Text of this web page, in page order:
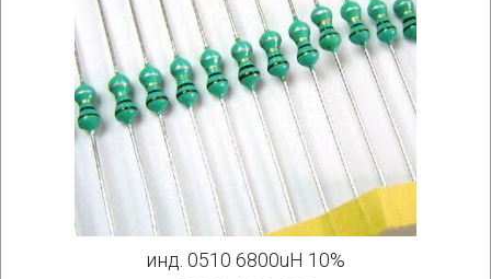
инд. 0510 6800uH 10%